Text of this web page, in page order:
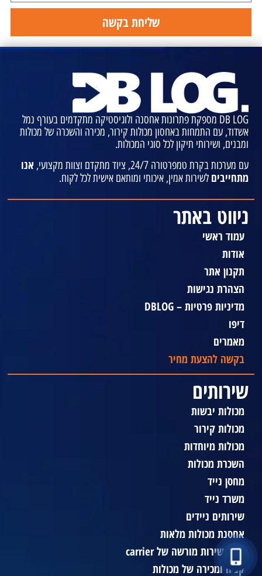
שליחת בקשה
DB LOG מספקת פתרונות אחסנה ולוגיסטיקה מתקדמים בעורף נמל
אשדוד, עם התמחות באחסון מכולות קירור, מכירה והשכרה של מכולות
ומבנים, ושירותי תיקון לכל סוגי המכולות.
עם מערכות בקרת טמפרטורה 24/7, ציוד מתקדם וצוות מקצועי,
אנו
מתחייבים לשירות אמין, איכותי ומותאם אישית לכל לקוח.
ניווט באתר
עמוד ראשי
אודות
תקנון אתר
הצהרת נגישות
מדיניות פרטיות – DBLOG
דיפו
מאמרים
בקשה להצעת מחיר
שירותים
מכולות יבשות
מכולות קירור
מכולות מיוחדות
השכרת מכולות
מחסן נייד
משרד נייד
שירותים ניידים
אחסנת מכולות מלאות
מרכז שירות מורשה של carrier
קניה ומכירה של מכולות